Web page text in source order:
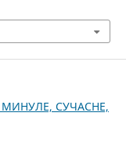
МИНУЛЕ, СУЧАСНЕ,